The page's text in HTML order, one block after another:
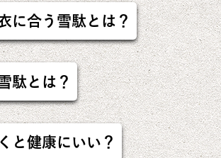
に合う雪駄とは？
駄とは？
と健康にいい？